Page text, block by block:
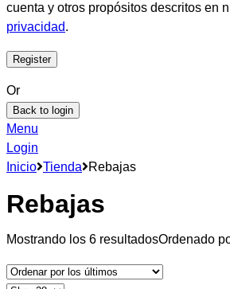
cuenta y otros propósitos descritos en
privacidad.
Or
Back to login
Menu
Login
Inicio Tienda Rebajas
Rebajas
Mostrando los 6 resultadosOrdenado